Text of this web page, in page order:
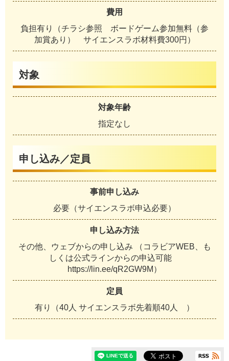
費用
負担有り（チラシ参照 ボードゲーム参加無料（参
加賞あり） サイエンスラボ材料費300円）
対象
対象年齢
指定なし
申し込み／定員
事前申し込み
必要（サイエンスラボ申込必要）
申し込み方法
その他、ウェブからの申し込み （コラビアWEB、も
しくは公式ラインからの申込可能
https://lin.ee/qR2GW9M）
定員
有り（40人 サイエンスラボ先着順40人 ）